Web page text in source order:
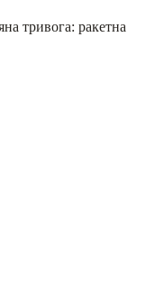
тривога: ракетна